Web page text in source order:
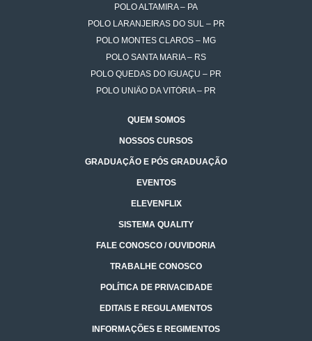
POLO ALTAMIRA – PA
POLO LARANJEIRAS DO SUL – PR
POLO MONTES CLAROS – MG
POLO SANTA MARIA – RS
POLO QUEDAS DO IGUAÇU – PR
POLO UNIÃO DA VITÓRIA – PR
QUEM SOMOS
NOSSOS CURSOS
GRADUAÇÃO E PÓS GRADUAÇÃO
EVENTOS
ELEVENFLIX
SISTEMA QUALITY
FALE CONOSCO / OUVIDORIA
TRABALHE CONOSCO
POLÍTICA DE PRIVACIDADE
EDITAIS E REGULAMENTOS
INFORMAÇÕES E REGIMENTOS